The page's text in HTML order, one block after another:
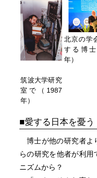
筑波大学研究
室で（1987
年）
北京の学
する博
年）
愛する日本を憂う
博士が他の研究者よ
らの研究を他者が利
ニズムから？